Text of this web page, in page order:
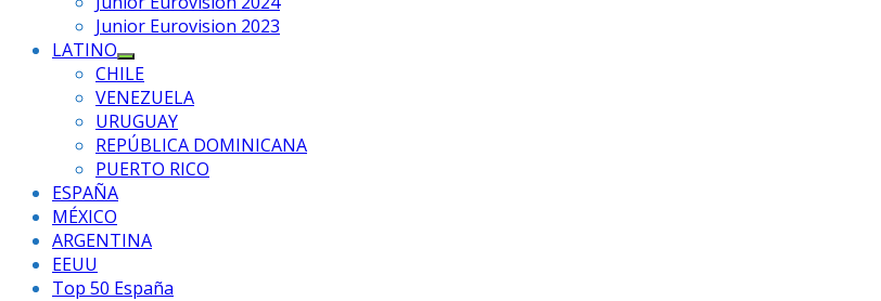
Junior Eurovision 2023
LATINO
Mostrar
el
submenú
CHILE
VENEZUELA
URUGUAY
REPÚBLICA DOMINICANA
PUERTO RICO
ESPAÑA
MÉXICO
ARGENTINA
EEUU
Top 50 España